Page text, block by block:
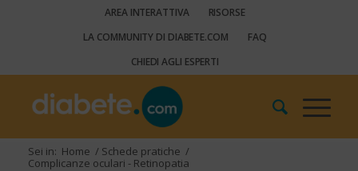
AREA INTERATTIVA
RISORSE
LA COMMUNITY DI DIABETE.COM
FAQ
CHIEDI AGLI ESPERTI
Sei in: Home / Schede pratiche /
Complicanze oculari - Retinopatia